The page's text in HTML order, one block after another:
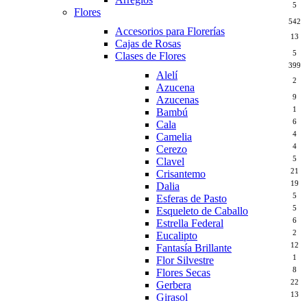
5
Flores
542
Accesorios para Florerías 13
Cajas de Rosas
5
Clases de Flores
399
Alelí 2
Azucena
9
Azucenas
1
Bambú
6
Cala
4
Camelia
4
Cerezo
5
Clavel
21
Crisantemo
19
Dalia
5
Esferas de Pasto
5
Esqueleto de Caballo
6
Estrella Federal
2
Eucalipto
12
Fantasía Brillante
1
Flor Silvestre
8
Flores Secas
22
Gerbera
13
Girasol